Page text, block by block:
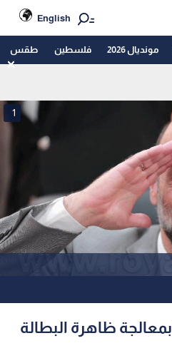
English
مونديال 2026 فلسطين طقس
1
بمعالجة ظاهرة البطالة